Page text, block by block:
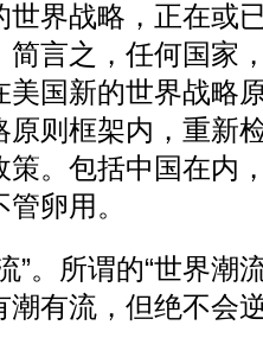
世界战略，正在或
简言之，任何国家
美国新的世界战略
原则框架内，重新
策。包括中国在内
卵用。
”。所谓的“世界潮
潮有流，但绝不会